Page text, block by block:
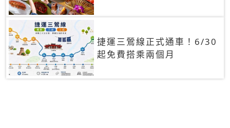
捷運三鶯線正式通車！6/30
起免費搭乘兩個月